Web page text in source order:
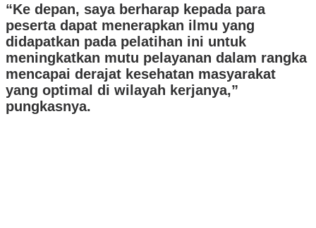
“Ke depan, saya berharap kepada para
peserta dapat menerapkan ilmu yang
didapatkan pada pelatihan ini untuk
meningkatkan mutu pelayanan dalam rangka
mencapai derajat kesehatan masyarakat
yang optimal di wilayah kerjanya,”
pungkasnya.